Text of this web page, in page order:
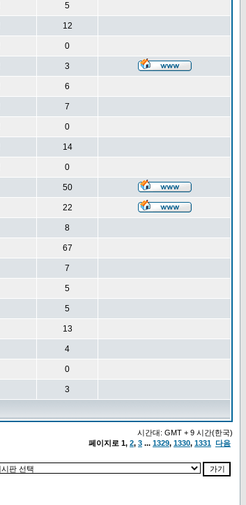
5
12
0
3
6
7
0
14
0
50
22
8
67
7
5
5
13
4
0
3
시간대: GMT + 9 시간(한국)
페이지로 1, 2, 3 ... 1329, 1330, 1331 다음